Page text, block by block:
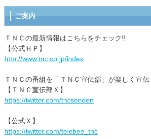
ご案内
ＴＮＣの最新情報はこちらをチェック!!
【公式ＨＰ】
http://www.tnc.co.jp/index
ＴＮＣの番組を「ＴＮＣ宣伝部」が楽しく宣伝
【ＴＮＣ宣伝部Ｘ】
https://twitter.com/tncsenden
【公式Ｘ】
https://twitter.com/telebee_tnc